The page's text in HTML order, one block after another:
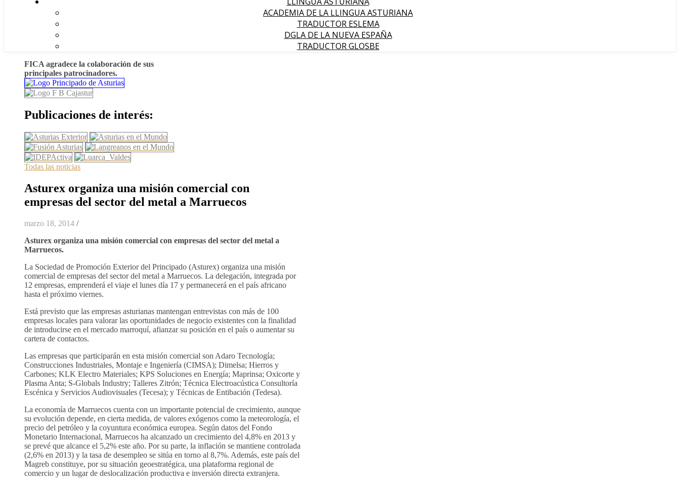
ACADEMIA DE LA LLINGUA ASTURIANA
TRADUCTOR ESLEMA
DGLA DE LA NUEVA ESPAÑA
TRADUCTOR GLOSBE
FICA agradece la colaboración de sus
principales patrocinadores.
Publicaciones de interés:
Todas las noticias
Asturex organiza una misión comercial con
empresas del sector del metal a Marruecos
marzo 18, 2014 /
Asturex organiza una misión comercial con empresas del sector del metal a
Marruecos.
La Sociedad de Promoción Exterior del Principado (Asturex) organiza una misión
comercial de empresas del sector del metal a Marruecos. La delegación, integrada por
12 empresas, emprenderá el viaje el lunes día 17 y permanecerá en el país africano
hasta el próximo viernes.
Está previsto que las empresas asturianas mantengan entrevistas con más de 100
empresas locales para valorar las oportunidades de negocio existentes con la finalidad
de introducirse en el mercado marroquí, afianzar su posición en el país o aumentar su
cartera de contactos.
Las empresas que participarán en esta misión comercial son Adaro Tecnología;
Construcciones Industriales, Montaje e Ingeniería (CIMSA); Dimelsa; Hierros y
Carbones; KLK Electro Materiales; KPS Soluciones en Energía; Maprinsa; Oxicorte y
Plasma Anta; S-Globals Industry; Talleres Zitrón; Técnica Electroacústica Consultoría
Escénica y Servicios Audiovisuales (Tecesa); y Técnicas de Entibación (Tedesa).
La economía de Marruecos cuenta con un importante potencial de crecimiento, aunque
su evolución depende, en cierta medida, de valores exógenos como la meteorología, el
precio del petróleo y la coyuntura económica europea. Según datos del Fondo
Monetario Internacional, Marruecos ha alcanzado un crecimiento del 4,8% en 2013 y
se prevé que alcance el 5,2% este año. Por su parte, la inflación se mantiene controlada
(2,6% en 2013) y la tasa de desempleo se sitúa en torno al 8,7%. Además, este país del
Magreb constituye, por su situación geoestratégica, una plataforma regional de
comercio y un lugar de deslocalización productiva e inversión directa extranjera.